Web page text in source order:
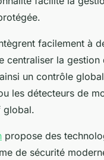
facilement à
centraliser la
un contrôle
les détecteurs de
global.
propose des
de sécurité